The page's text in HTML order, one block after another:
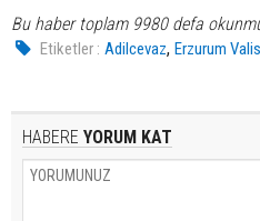
Bu haber toplam 9980 defa
Etiketler : Adilcevaz,Erzurum
HABERE YORUM KAT